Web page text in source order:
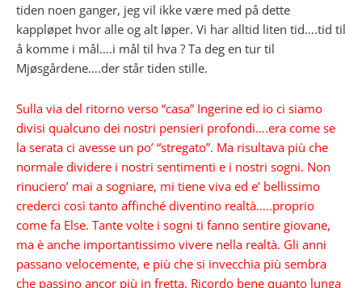
tiden noen ganger, jeg vil ikke være med på dette
kappløpet hvor alle og alt løper. Vi har alltid liten tid….tid til
å komme i mål….i mål til hva ? Ta deg en tur til
Mjøsgårdene….der står tiden stille.
Sulla via del ritorno verso “casa” Ingerine ed io ci siamo
divisi qualcuno dei nostri pensieri profondi….era come se
la serata ci avesse un po’ “stregato”. Ma risultava più che
normale dividere i nostri sentimenti e i nostri sogni. Non
rinuciero’ mai a sogniare, mi tiene viva ed e’ bellissimo
crederci così tanto affinché diventino realtà…..proprio
come fa Else. Tante volte i sogni ti fanno sentire giovane,
ma è anche importantissimo vivere nella realtà. Gli anni
passano velocemente, e più che si invecchia più sembra
che passino ancor più in fretta. Ricordo bene quanto lunga